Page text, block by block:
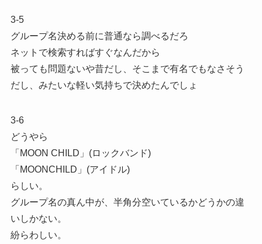
3-5
グループ名決める前に普通なら調べるだろ
ネットで検索すればすぐなんだから
被っても問題ないや昔だし、そこまで有名でもなさそう
だし、みたいな軽い気持ちで決めたんでしょ
3-6
どうやら
「MOON CHILD」(ロックバンド)
「MOONCHILD」(アイドル)
らしい。
グループ名の真ん中が、半角分空いているかどうかの違
いしかない。
紛らわしい。